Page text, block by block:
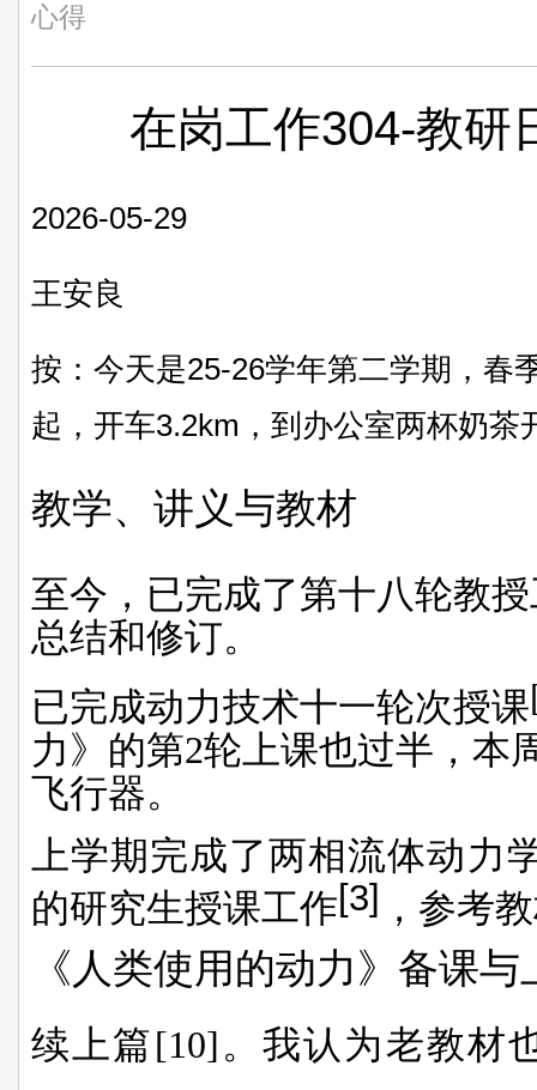
心得
在岗工作304-教研
2026-05-29
王安良
按：今天是25-26学年第二学期，春
起，开车3.2km，到办公室两杯奶茶
教学、讲义与教材
至今，已完成了第十八轮教
总结和修订。
已完成动力技术十一轮次授课
力》的第2轮上课也过半，本
飞行器。
上学期完成了两相流体动力
的研究生授课工作[3] ，参考
《人类使用的动力》备课与
续上篇[10]。 我认为老教材